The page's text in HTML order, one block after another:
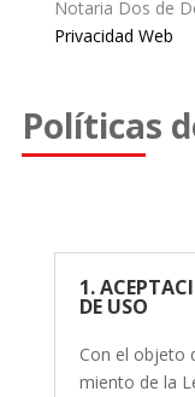
Notaria Dos de
Privacidad Web
Políticas
1.
DE USO
Con el objeto
miento de la